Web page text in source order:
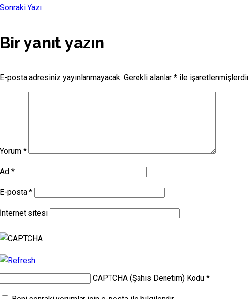
Sonraki Yazı
Bir yanıt yazın
E-posta adresiniz yayınlanmayacak. Gerekli alanlar * ile
Yorum *
Ad *
E-posta *
İnternet sitesi
CAPTCHA (Şahıs Denetim) Kodu *